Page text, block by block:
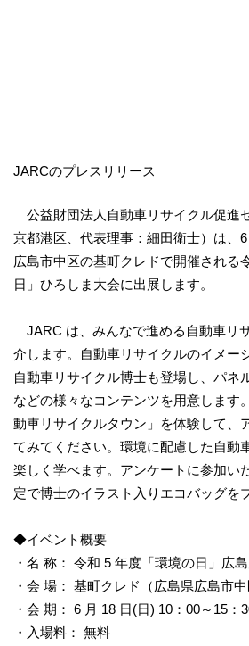
JARCのプレスリリース
公益財団法人自動車リサイクル促進
京都港区、代表理事：細田衛士）は、
広島市中区の基町クレドで開催される
日」ひろしま大会に出展します。
JARC は、みんなで進める自動車リ
介します。自動車リサイクルのイメー
自動車リサイクル博士も登場し、パネ
などの様々なコンテンツを用意します
動車リサイクルタウン」を体験して、
てみてください。環境に配慮した自動
楽しく学べます。アンケートに参加い
定で博士のイラスト入りエコバッグを
◆イベント概要
・名 称： 令和 5 年度「環境の日」広
・会 場： 基町クレド（広島県広島市中
・会 期： 6 月 18 日(日) 10：00～15：
・入場料： 無料